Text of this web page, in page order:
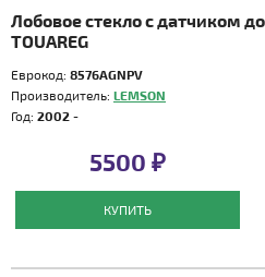
Лобовое стекло с датчиком
TOUAREG
Еврокод: 8576AGNPV
Производитель: LEMSON
Год: 2002 -
5500 ₽
КУПИТЬ